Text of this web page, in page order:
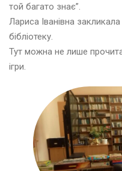
той багато знає”.
Лариса Іванівна
бібліотеку.
Тут можна не лише
ігри.